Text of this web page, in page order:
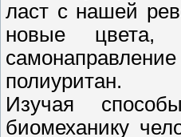
ласт с нашей
новые цвета,
полиуритан.
Изучая
биомеханику